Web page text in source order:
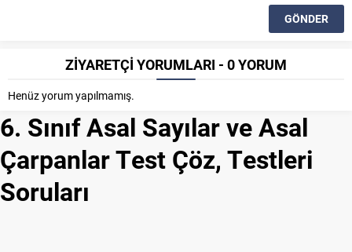
ZİYARETÇİ YORUMLARI - 0 YORUM
Henüz yorum yapılmamış.
6. Sınıf Asal Sayılar ve Asal
Çarpanlar Test Çöz, Testleri
Soruları